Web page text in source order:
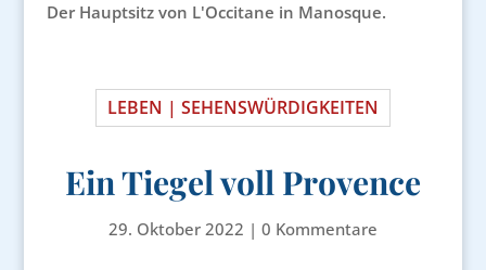
Der Hauptsitz von L'Occitane in Manosque.
LEBEN | SEHENSWÜRDIGKEITEN
Ein Tiegel voll Provence
29. Oktober 2022 | 0 Kommentare